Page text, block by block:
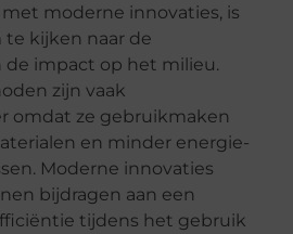
moderne innovaties, is
kijken naar de
de impact op het milieu.
zijn vaak
omdat ze gebruikmaken
en minder energie-
Moderne innovaties
bijdragen aan een
tijdens het gebruik